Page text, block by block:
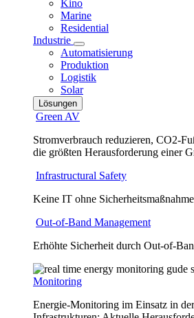
Kino
Marine
Residential
Industrie
Automatisierung
Produktion
Logistik
Solar
Lösungen
Green AV
Stromverbrauch reduzieren, CO2-
die größten Herausforderung einer
Infrastructural Safety
Keine IT ohne
Out-of-Band Management
Erhöhte Sicherheit durch Out-of-
Monitoring
Energie-Monitoring im Einsatz in